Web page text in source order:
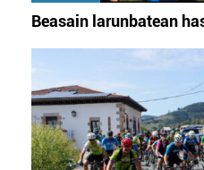
Beasain larunbatean